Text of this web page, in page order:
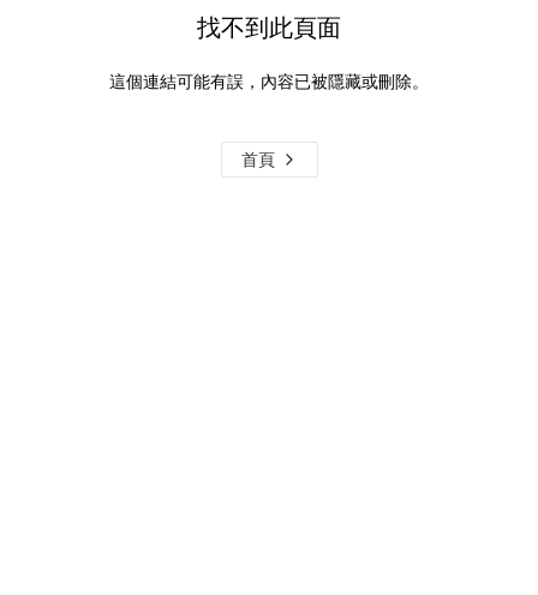
找不到此頁面
這個連結可能有誤，內容已被隱藏或刪除。
首頁